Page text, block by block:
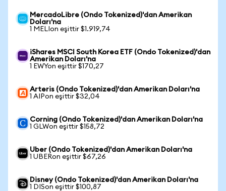
MercadoLibre (Ondo Tokenized)'dan Amerikan
Doları'na
1 MELIon eşittir $1.919,74
iShares MSCI South Korea ETF (Ondo Tokenized)'dan
Amerikan Doları'na
1 EWYon eşittir $170,27
Arteris (Ondo Tokenized)'dan Amerikan Doları'na
1 AIPon eşittir $32,04
Corning (Ondo Tokenized)'dan Amerikan Doları'na
1 GLWon eşittir $158,72
Uber (Ondo Tokenized)'dan Amerikan Doları'na
1 UBERon eşittir $67,26
Disney (Ondo Tokenized)'dan Amerikan Doları'na
1 DISon eşittir $100,87